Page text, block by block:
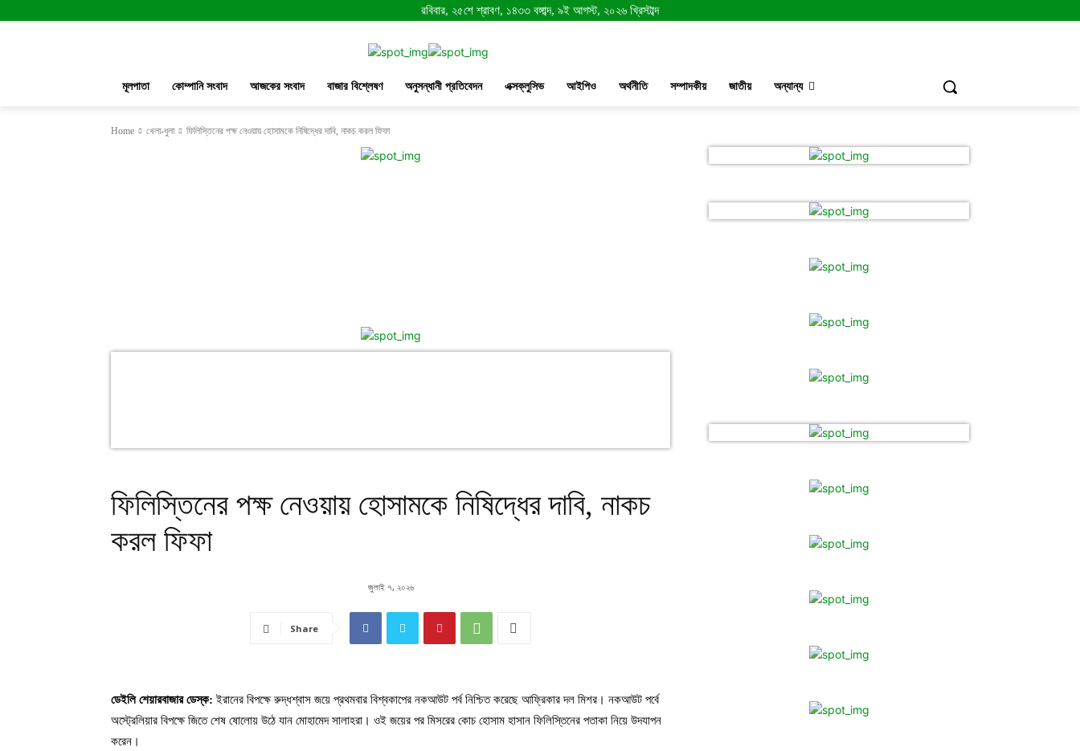
রবিবার, ২৫শে শ্রাবণ, ১৪৩৩ বঙ্গাব্দ, ৯ই আগস্ট, ২০২৬ খ্রিস্টাব্দ
মূলপাতা কোম্পানি সংবাদ আজকের সংবাদ বাজার বিশ্লেষণ অনুসন্ধানী প্রতিবেদন এক্সক্লুসিভ আইপিও অর্থনীতি সম্পাদকীয় জাতীয় অন্যান্য
Home খেলা-ধুলা ফিলিস্তিনের পক্ষ নেওয়ায় হোসামকে নিষিদ্ধের দাবি, নাকচ করল ফিফা
ফিলিস্তিনের পক্ষ নেওয়ায় হোসামকে নিষিদ্ধের দাবি, নাকচ
করল ফিফা
জুলাই ৭, ২০২৬
Share
ডেইলি শেয়ারবাজার ডেস্ক: ইরানের বিপক্ষে রুদ্ধশ্বাস জয়ে প্রথমবার বিশ্বকাপের নকআউট পর্ব নিশ্চিত করেছে আফ্রিকার দল মিশর। নকআউট পর্বে
অস্ট্রেলিয়ার বিপক্ষে জিতে শেষ ষোলোয় উঠে যান মোহামেদ সালাহরা। ওই জয়ের পর মিসরের কোচ হোসাম হাসান ফিলিস্তিনের পতাকা নিয়ে উদযাপন
করেন।